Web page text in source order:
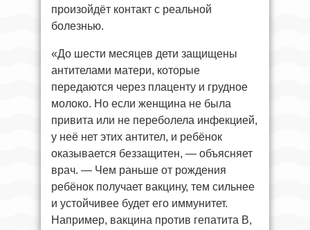
произойдёт контакт с реальной
болезнью.
«До шести месяцев дети защищены
антителами матери, которые
передаются через плаценту и грудное
молоко. Но если женщина не была
привита или не переболела инфекцией,
у неё нет этих антител, и ребёнок
оказывается беззащитен, — объясняет
врач. — Чем раньше от рождения
ребёнок получает вакцину, тем сильнее
и устойчивее будет его иммунитет.
Например, вакцина против гепатита B,